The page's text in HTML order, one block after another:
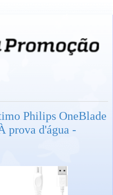
Philips OneBlade
prova d'água -